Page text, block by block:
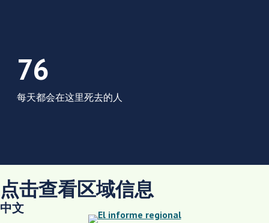
76
每天都会在这里死去的人
每天有 76 个人来到这里。
点击查看区域信息
中文